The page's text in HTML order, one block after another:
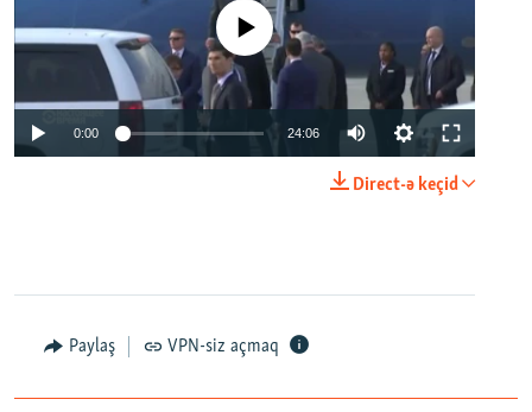
No media source currently available
0:00 24:06
Direct-ə keçid
Paylaş VPN-siz açmaq